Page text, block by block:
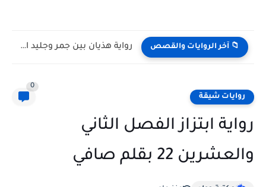
📁 آخر الروايات والقصص رواية هذيان بين جمر وجليد الفصل العاشر 10 بقلم نورا...
روايات شيقة
0
رواية ابتزاز الفصل الثاني
والعشرين 22 بقلم صافي